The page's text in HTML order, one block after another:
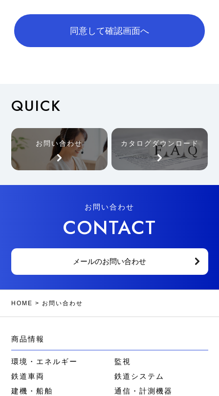
QUICK
お問い合わせ カタログダウンロード
お問い合わせ
CONTACT
メールのお問い合わせ
HOME > お問い合わせ
商品情報
環境・エネルギー
監視
鉄道車両
鉄道システム
建機・船舶
通信・計測機器